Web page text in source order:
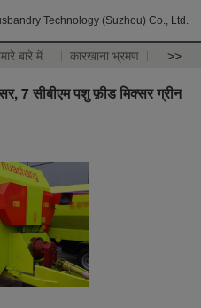
Technology (Suzhou) Co., Ltd.
बारे में कारखाना भ्रमण >>
7 सीबीएम पशु फ़ीड मिक्सर ग्रीन